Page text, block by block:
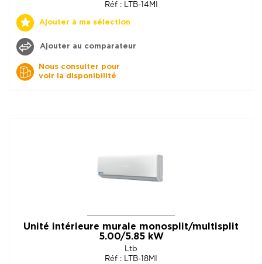
Réf : LTB-14MI
Ajouter à ma sélection
Ajouter au comparateur
Nous consulter pour
voir la disponibilité
Unité intérieure murale monosplit/multisplit
5.00/5.85 kW
Ltb
Réf : LTB-18MI